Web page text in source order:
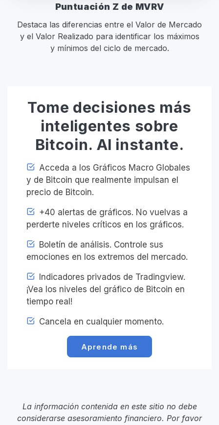
Puntuación Z de MVRV
Destaca las diferencias entre el Valor de Mercado
y el Valor Realizado para identificar los máximos
y mínimos del ciclo de mercado.
Tome decisiones más
inteligentes sobre
Bitcoin. Al instante.
Acceda a los Gráficos Macro Globales
y de Bitcoin que realmente impulsan el
precio de Bitcoin.
+40 alertas de gráficos. No vuelvas a
perderte niveles críticos en los gráficos.
Boletín de análisis. Controle sus
emociones en los extremos del mercado.
Indicadores privados de Tradingview.
¡Vea los niveles del gráfico de Bitcoin en
tiempo real!
Cancela en cualquier momento.
Aprende más
La información contenida en este sitio no debe
considerarse asesoramiento financiero. Por favor